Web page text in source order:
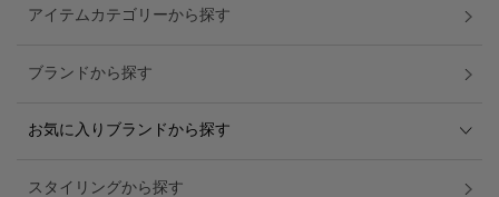
アイテムカテゴリーから探す
ブランドから探す
お気に入りブランドから探す
スタイリングから探す